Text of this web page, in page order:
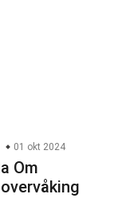
01 okt 2024
Om